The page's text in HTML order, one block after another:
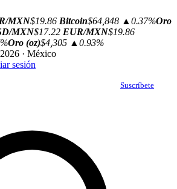
MXN$19.86 Bitcoin$64,848 ▲0.37%Oro
MXN$17.22 EUR/MXN$19.86
Oro (oz)$4,305 ▲0.93%
· México
sesión
Suscríbete